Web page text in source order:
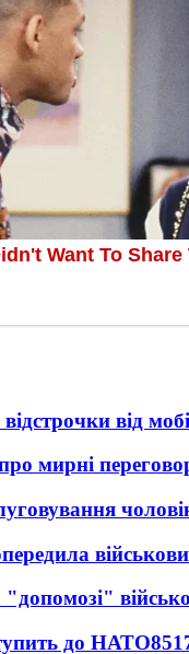
від
мирні
до НАТО